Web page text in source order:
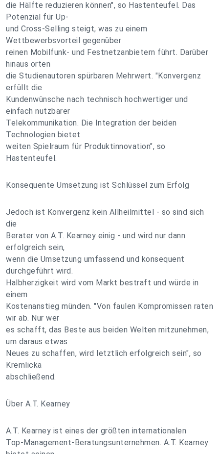
die Hälfte reduzieren können", so Hastenteufel. Das
Potenzial für Up-
und Cross-Selling steigt, was zu einem
Wettbewerbsvorteil gegenüber
reinen Mobilfunk- und Festnetzanbietern führt. Darüber
hinaus orten
die Studienautoren spürbaren Mehrwert. "Konvergenz
erfüllt die
Kundenwünsche nach technisch hochwertiger und
einfach nutzbarer
Telekommunikation. Die Integration der beiden
Technologien bietet
weiten Spielraum für Produktinnovation", so
Hastenteufel.
Konsequente Umsetzung ist Schlüssel zum Erfolg
Jedoch ist Konvergenz kein Allheilmittel - so sind sich
die
Berater von A.T. Kearney einig - und wird nur dann
erfolgreich sein,
wenn die Umsetzung umfassend und konsequent
durchgeführt wird.
Halbherzigkeit wird vom Markt bestraft und würde in
einem
Kostenanstieg münden. "Von faulen Kompromissen raten
wir ab. Nur wer
es schafft, das Beste aus beiden Welten mitzunehmen,
um daraus etwas
Neues zu schaffen, wird letztlich erfolgreich sein", so
Kremlicka
abschließend.
Über A.T. Kearney
A.T. Kearney ist eines der größten internationalen
Top-Management-Beratungsunternehmen. A.T. Kearney